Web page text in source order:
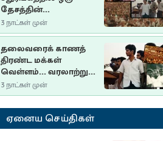
தேசத்தின்
தீர்க்கதரிசனம் :
சுதுமலை பிரகடனம்
ஒரு வரலாற்றுப் பாடம்
3 நாட்கள் முன்
தலைவரைக் காணத்
திரண்ட மக்கள்
வெள்ளம்... வரலாற்றுச்
சிறப்புமிக்க சுதுமலைப்
பிரகடனம்…
3 நாட்கள் முன்
ஏனைய செய்திகள்